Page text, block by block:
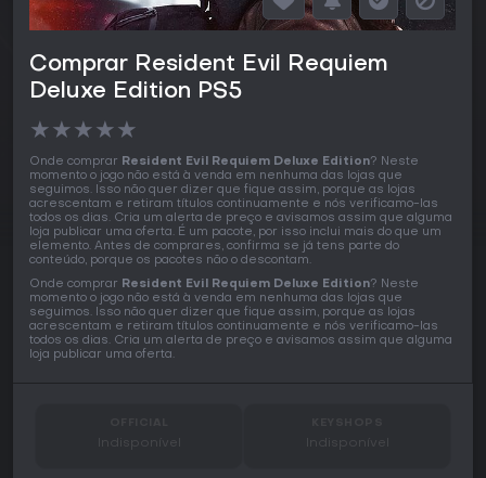
Comprar Resident Evil Requiem
Deluxe Edition PS5
★★★★★
Onde comprar Resident Evil Requiem Deluxe Edition? Neste
momento o jogo não está à venda em nenhuma das lojas que
seguimos. Isso não quer dizer que fique assim, porque as lojas
acrescentam e retiram títulos continuamente e nós verificamo-las
todos os dias. Cria um alerta de preço e avisamos assim que alguma
loja publicar uma oferta. É um pacote, por isso inclui mais do que um
elemento. Antes de comprares, confirma se já tens parte do
conteúdo, porque os pacotes não o descontam.
Onde comprar Resident Evil Requiem Deluxe Edition? Neste
momento o jogo não está à venda em nenhuma das lojas que
seguimos. Isso não quer dizer que fique assim, porque as lojas
acrescentam e retiram títulos continuamente e nós verificamo-las
todos os dias. Cria um alerta de preço e avisamos assim que alguma
loja publicar uma oferta.
Indisponível Indisponível